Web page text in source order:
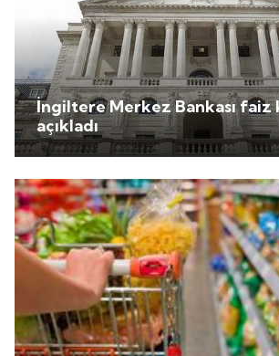
İngiltere Merkez Bankası faiz
açıkladı